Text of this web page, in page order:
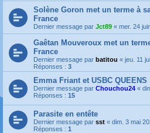
Solène Goron met un terme à
France
Dernier message par Jct89 « mer. 24
Gaêtan Mouveroux met un
France
Dernier message par batitou « jeu. 11
Réponses : 3
Emma Friant et USBC QUEENS
Dernier message par Chouchou24 «
Réponses : 15
Parasite en entête
Dernier message par sst « dim. 3 mai
Réponses : 1